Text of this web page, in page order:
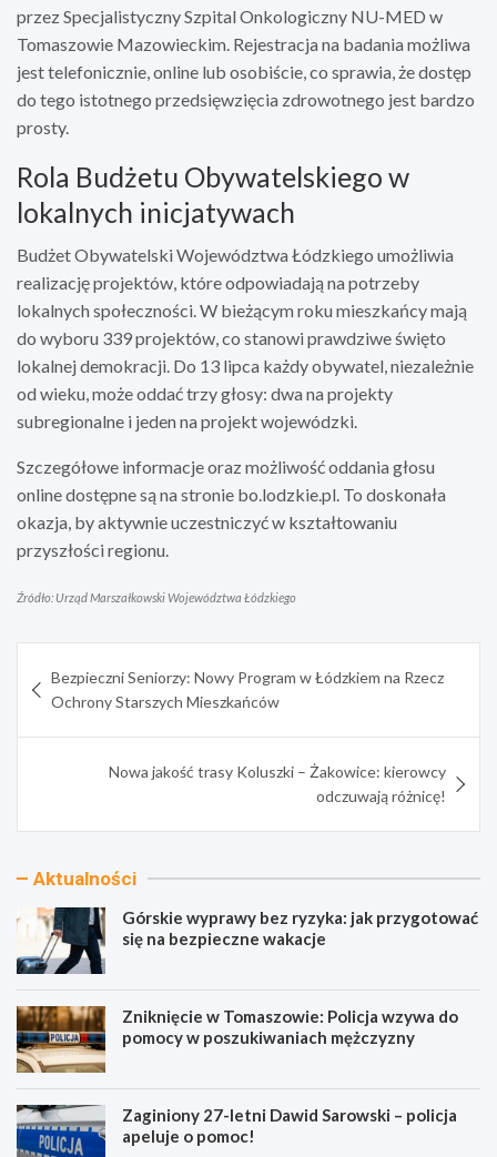
przez Specjalistyczny Szpital Onkologiczny NU-MED w
Tomaszowie Mazowieckim. Rejestracja na badania możliwa
jest telefonicznie, online lub osobiście, co sprawia, że dostęp
do tego istotnego przedsięwzięcia zdrowotnego jest bardzo
prosty.
Rola Budżetu Obywatelskiego w
lokalnych inicjatywach
Budżet Obywatelski Województwa Łódzkiego umożliwia
realizację projektów, które odpowiadają na potrzeby
lokalnych społeczności. W bieżącym roku mieszkańcy mają
do wyboru 339 projektów, co stanowi prawdziwe święto
lokalnej demokracji. Do 13 lipca każdy obywatel, niezależnie
od wieku, może oddać trzy głosy: dwa na projekty
subregionalne i jeden na projekt wojewódzki.
Szczegółowe informacje oraz możliwość oddania głosu
online dostępne są na stronie bo.lodzkie.pl. To doskonała
okazja, by aktywnie uczestniczyć w kształtowaniu
przyszłości regionu.
Źródło: Urząd Marszałkowski Województwa Łódzkiego
wpisu
Bezpieczni Seniorzy: Nowy Program w Łódzkiem na Rzecz
Ochrony Starszych Mieszkańców
Nowa jakość trasy Koluszki – Żakowice: kierowcy
odczuwają różnicę!
Aktualności
Górskie wyprawy bez ryzyka: jak przygotować
się na bezpieczne wakacje
Zniknięcie w Tomaszowie: Policja wzywa do
pomocy w poszukiwaniach mężczyzny
Zaginiony 27-letni Dawid Sarowski – policja
apeluje o pomoc!